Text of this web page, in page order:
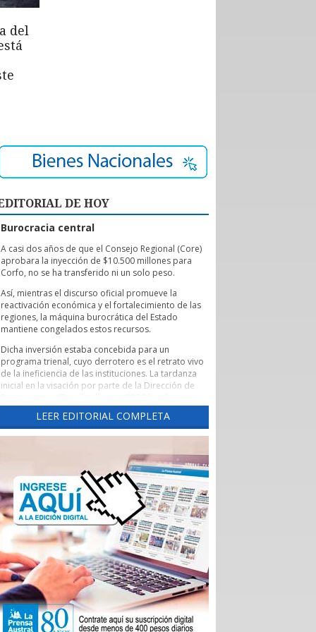
del
DE HOY
Burocracia central
A casi dos años de que el Consejo Regional (Core)
aprobara la inyección de $10.500 millones para
Corfo, no se ha transferido ni un solo peso.
Así, mientras el discurso oficial promueve la
reactivación económica y el fortalecimiento de las
regiones, la máquina burocrática del Estado
mantiene congelados estos recursos.
Dicha inversión estaba concebida para un
programa trienal, cuyo derrotero es el retrato vivo
de la ineficiencia de las instituciones. La tardanza
inicial en la visación por parte de la Dirección de
someter nuevamente los fondos a votación en
2025 ante un Core renovado por las elecciones.
Tras un rechazo inicial y su posterior
empantanado en una interminable maraña de
objeciones y revisiones de la Contraloría General
de la República.
Suelen verse estos roces entre ministerios,
gobernaciones y la Contraloría como lejanas
batallas leguleyas que solo interesan a la clase
política. Sin embargo, en una región como
Magallanes, la parálisis de los recursos públicos
tiene una traslación directa a la economía regional.
El plan de Corfo estaba diseñado para atender a
un universo de 1.485 empresas y emprendedores
locales que tributan en primera categoría. Cada
uno de estos proyectos representaba una fuente
de empleo directo o una cadena de
LEER EDITORIAL COMPLETA